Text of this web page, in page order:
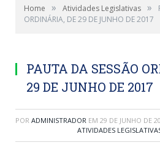
Home » Atividades Legislativas »
ORDINÁRIA, DE 29 DE JUNHO DE 2017
PAUTA DA SESSÃO
29 DE JUNHO DE 2017
POR ADMINISTRADOR EM 29 DE JUNHO DE
ATIVIDADES